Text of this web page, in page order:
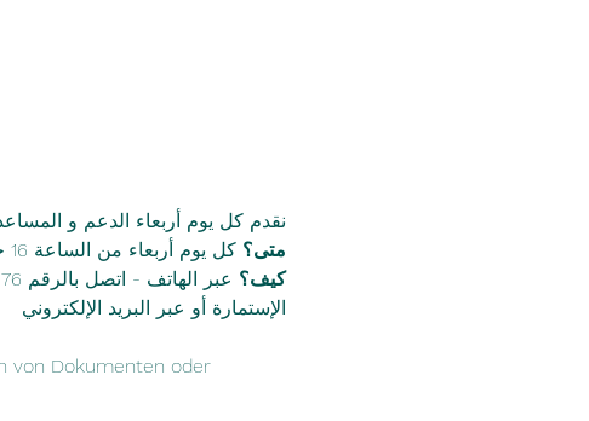
نقدم كل يوم أربعاء الدعم و
متى؟ كل يوم أربعاء من الساعة 16 حتى 18 مساءً
كيف؟
الإستمارة أو عبر البريد الإلكتروني
von Dokumenten oder